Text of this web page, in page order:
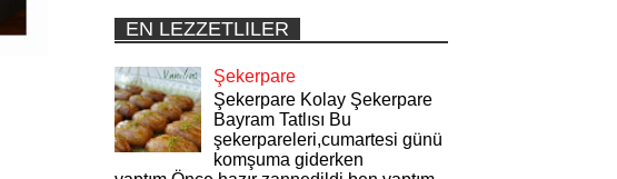
EN LEZZETLILER
Şekerpare
Şekerpare Kolay Şekerpare
Bayram Tatlısı Bu
şekerpareleri,cumartesi günü
komşuma giderken